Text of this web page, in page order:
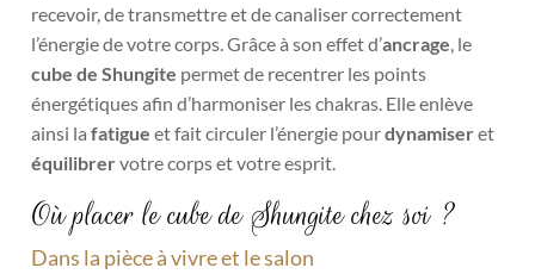
recevoir, de transmettre et de canaliser correctement
l’énergie de votre corps. Grâce à son effet d’ancrage, le
cube de Shungite permet de recentrer les points
énergétiques afin d’harmoniser les chakras. Elle enlève
ainsi lafatigue et fait circuler l’énergie pourdynamiseret
équilibrervotre corps et votre esprit.
Où placer le cube de Shungite chez soi ?
Dans la pièce à vivre et le salon